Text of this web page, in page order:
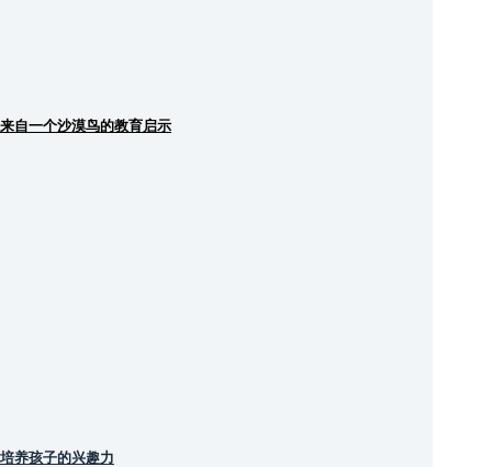
来自一个沙漠鸟的教育启示
培养孩子的兴趣力